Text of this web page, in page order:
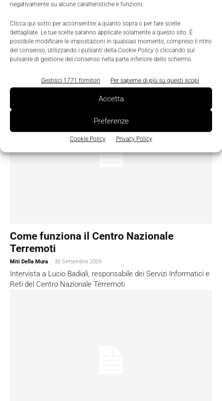
negativamente su alcune caratteristiche e funzioni.
Clicca qui sotto per acconsentire a quanto sopra o per fare scelte
dettagliate. Le tue scelte saranno applicate solamente a questo sito. È
possibile modificare le impostazioni in qualsiasi momento, compreso il ritiro
del consenso, utilizzando i pulsanti della Cookie Policy o cliccando sul
pulsante di gestione del consenso nella parte inferiore dello schermo.
Gestisci 1771 fornitori Per saperne di più su questi scopi
Accetta
Preferenze
Cookie Policy Privacy Policy
L’automazione della distribuzione elettrica
Lucia Favara - 1 Ottobre 2009
Quando si parla di automazione, nell’accezione comune, si è
portati a pensare ai robot e al controllo del movimento di parti
meccaniche. Eppure, anche in un settore come quello della
nulla apparentemente si muove, l’automazione gioca
Come funziona il Centro Nazionale
Terremoti
Miti Della Mura - 30 Settembre 2009
Intervista a Lucio Badiali, responsabile dei Servizi Informatici e
Reti del Centro Nazionale Terremoti